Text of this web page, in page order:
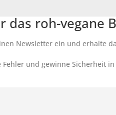
das roh-vegane
Newsletter ein und erhalte
Fehler und gewinne Sicherheit